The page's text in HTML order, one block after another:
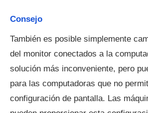
Consejo
También es posible simplemente
del monitor conectados a la
solución más inconveniente, pero
para las computadoras que no
configuración de pantalla. Las